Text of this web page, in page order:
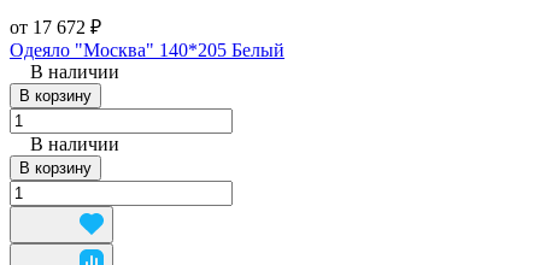
от 17 672 ₽
Одеяло "Москва" 140*205 Белый
В наличии
В корзину
В наличии
В корзину